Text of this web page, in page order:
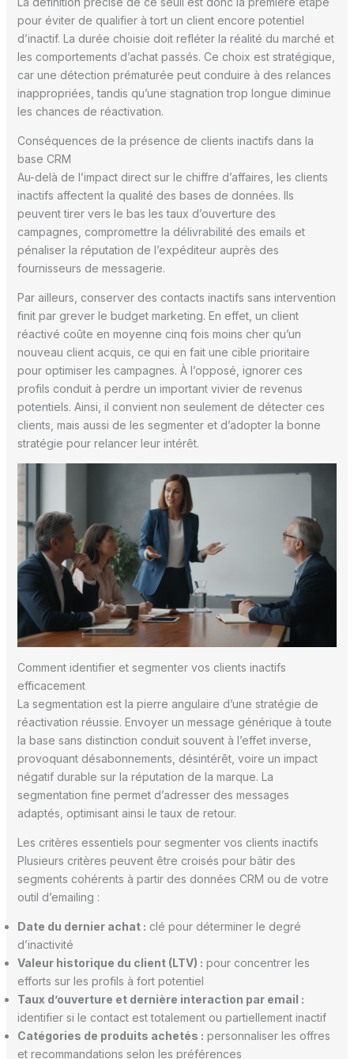
pour éviter de qualifier à tort un client encore potentiel
d’inactif. La durée choisie doit refléter la réalité du marché et
les comportements d’achat passés. Ce choix est stratégique,
car une détection prématurée peut conduire à des relances
inappropriées, tandis qu’une stagnation trop longue diminue
les chances de réactivation.
Conséquences de la présence de clients inactifs dans la
base CRM
Au-delà de l’impact direct sur le chiffre d’affaires, les clients
inactifs affectent la qualité des bases de données. Ils
peuvent tirer vers le bas les taux d’ouverture des
campagnes, compromettre la délivrabilité des emails et
pénaliser la réputation de l’expéditeur auprès des
fournisseurs de messagerie.
Par ailleurs, conserver des contacts inactifs sans intervention
finit par grever le budget marketing. En effet, un client
réactivé coûte en moyenne cinq fois moins cher qu’un
nouveau client acquis, ce qui en fait une cible prioritaire
pour optimiser les campagnes. À l’opposé, ignorer ces
profils conduit à perdre un important vivier de revenus
potentiels. Ainsi, il convient non seulement de détecter ces
clients, mais aussi de les segmenter et d’adopter la bonne
stratégie pour relancer leur intérêt.
Comment identifier et segmenter vos clients inactifs
efficacement
La segmentation est la pierre angulaire d’une stratégie de
réactivation réussie. Envoyer un message générique à toute
la base sans distinction conduit souvent à l’effet inverse,
provoquant désabonnements, désintérêt, voire un impact
négatif durable sur la réputation de la marque. La
segmentation fine permet d’adresser des messages
adaptés, optimisant ainsi le taux de retour.
Les critères essentiels pour segmenter vos clients inactifs
Plusieurs critères peuvent être croisés pour bâtir des
segments cohérents à partir des données CRM ou de votre
outil d’emailing :
Date du dernier achat : clé pour déterminer le degré
d’inactivité
Valeur historique du client (LTV) : pour concentrer les
efforts sur les profils à fort potentiel
Taux d’ouverture et dernière interaction par email :
identifier si le contact est totalement ou partiellement inactif
Catégories de produits achetés : personnaliser les offres
et recommandations selon les préférences